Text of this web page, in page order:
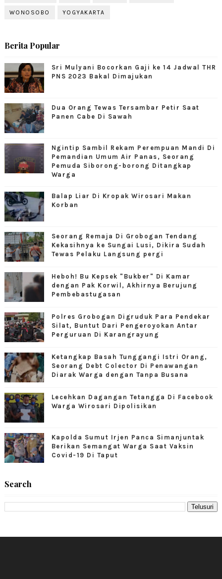
WONOSOBO YOGYAKARTA
Berita Popular
Sri Mulyani Bocorkan Gaji ke 14 Jadwal THR
PNS 2023 Bakal Dimajukan
Dua Orang Tewas Tersambar Petir Saat
Panen Cabe Di Sawah
Ngintip Sambil Rekam Perempuan Mandi Di
Pemandian Umum Air Panas, Seorang
Pemuda Siborong-borong Ditangkap
Warga
Balap Liar Di Kropak Wirosari Makan
Korban
Seorang Remaja Di Grobogan Tendang
Kekasihnya ke Sungai Lusi, Dikira Sudah
Tewas Pelaku Langsung pergi
Heboh! Bu Kepsek "Bukber" Di Kamar
dengan Pak Korwil, Akhirnya Berujung
Pembebastugasan
Polres Grobogan Digruduk Para Pendekar
Silat, Buntut Dari Pengeroyokan Antar
Perguruan Di Karangrayung
Ketangkap Basah Tunggangi Istri Orang,
Seorang Debt Colector Di Penawangan
Diarak Warga dengan Tanpa Busana
Lecehkan Dagangan Tetangga Di Facebook
Warga Wirosari Dipolisikan
Kapolda Sumut Irjen Panca Simanjuntak
Berikan Semangat Warga Saat Vaksin
Covid-19 Di Taput
Search